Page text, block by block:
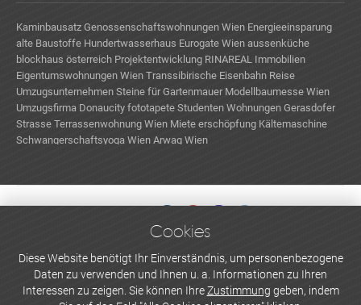
Kaminbausatz Genossenschaftswohnungen Wien Energieeinsparung
alte Baustoffe Hundertwasserhaus Eurogate Wien aussenküche
blockhaus österreich Projektentwicklung RINAREAL Immobilien
Eigentumswohnungen Wien Transsibirische Eisenbahn Reise
Umzugsunternehmen Steine für Gartenmauer Modellbaumesse Wien
Umzugsfirma Donaucity fototapete Studenten Wohnungen Gerasdofer
Strasse Terrassenwohnung Wien Miete erschöpfung Kältemaschine
Schwangerschaftsyoga Wien Arwag Wien
WERBEN UND INSERIEREN
Newsletter abonnieren
Cookies
Diese Website benötigt Ihr Einverständnis, um personenbezogene
Daten zu verwenden und Ihnen u. a. Informationen zu Ihren
Interessen zu zeigen. Sie können IhreZustimmung geben, indem